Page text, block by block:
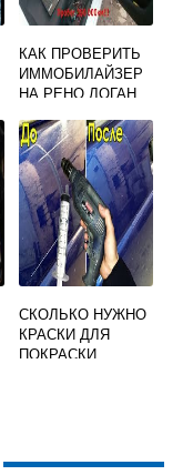
КАК ПРОВЕРИТЬ
ИММОБИЛАЙЗЕР
НА РЕНО ЛОГАН
СКОЛЬКО НУЖНО
КРАСКИ ДЛЯ
ПОКРАСКИ